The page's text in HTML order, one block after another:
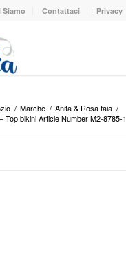
Siamo Contattaci Privacy
/ Marche / Anita & Rosa faia /
Top bikini Article Number M2-8785-1